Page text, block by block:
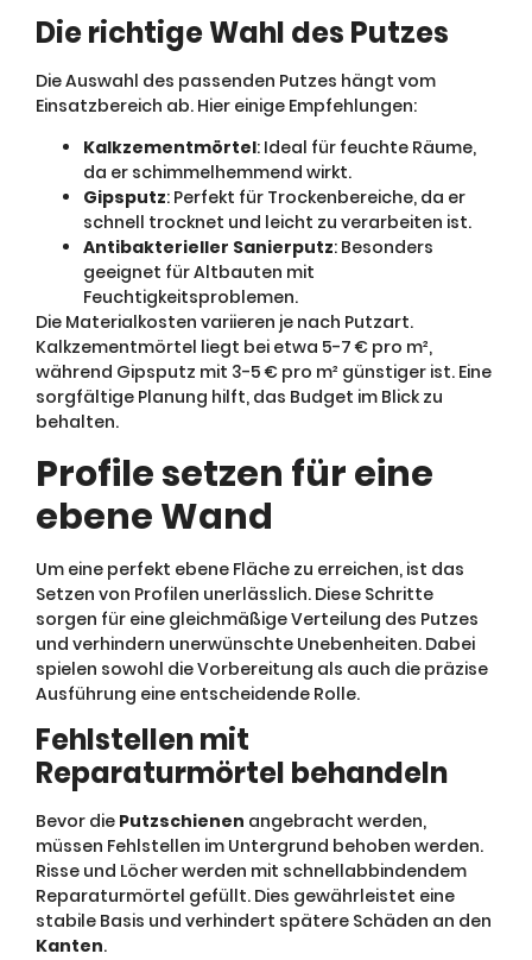
Die richtige Wahl des Putzes
Die Auswahl des passenden Putzes hängt vom
Einsatzbereich ab. Hier einige Empfehlungen:
Kalkzementmörtel: Ideal für feuchte Räume,
da er schimmelhemmend wirkt.
Gipsputz: Perfekt für Trockenbereiche, da er
schnell trocknet und leicht zu verarbeiten ist.
Antibakterieller Sanierputz: Besonders
geeignet für Altbauten mit
Feuchtigkeitsproblemen.
Die Materialkosten variieren je nach Putzart.
Kalkzementmörtel liegt bei etwa 5-7 € pro m²,
während Gipsputz mit 3-5 € pro m² günstiger ist. Eine
sorgfältige Planung hilft, das Budget im Blick zu
behalten.
Profile setzen für eine
ebene Wand
Um eine perfekt ebene Fläche zu erreichen, ist das
Setzen von Profilen unerlässlich. Diese Schritte
sorgen für eine gleichmäßige Verteilung des Putzes
und verhindern unerwünschte Unebenheiten. Dabei
spielen sowohl die Vorbereitung als auch die präzise
Ausführung eine entscheidende Rolle.
Fehlstellen mit
Reparaturmörtel behandeln
Bevor die Putzschienen angebracht werden,
müssen Fehlstellen im Untergrund behoben werden.
Risse und Löcher werden mit schnellabbindendem
Reparaturmörtel gefüllt. Dies gewährleistet eine
stabile Basis und verhindert spätere Schäden an den
Kanten.